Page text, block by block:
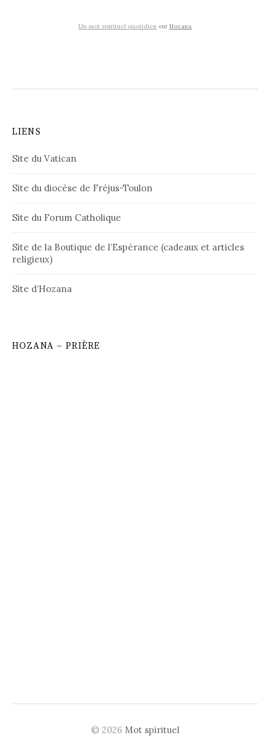
Un mot spirituel quotidien surHozana
LIENS
Site du Vatican
Site du diocèse de Fréjus-Toulon
Site du Forum Catholique
Site de la Boutique de l’Espérance (cadeaux et articles
religieux)
Site d’Hozana
HOZANA – PRIÈRE
© 2026 Mot spirituel